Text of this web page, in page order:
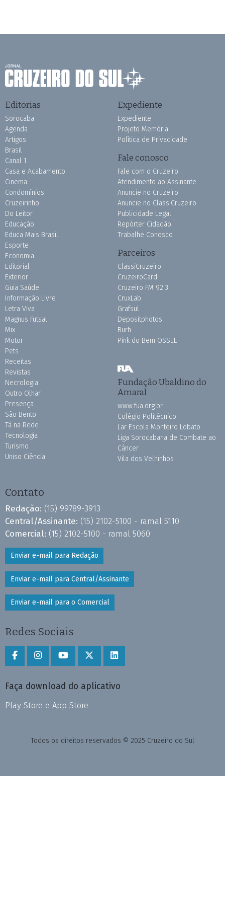
Editorias
Sorocaba
Agenda
Artigos
Brasil
Canal 1
Casa e Acabamento
Cinema
Condomínios
Cruzeirinho
Do Leitor
Educação
Educa Mais Brasil
Esporte
Economia
Editorial
Exterior
Guia Saúde
Informação Livre
Letra Viva
Magnus Futsal
Mix
Motor
Pets
Receitas
Revistas
Necrologia
Outro Olhar
Presença
São Bento
Tá na Rede
Tecnologia
Turismo
Uniso Ciência
Expediente
Expediente
Projeto Memória
Política de Privacidade
Fale conosco
Fale com o Cruzeiro
Atendimento ao Assinante
Anuncie no Cruzeiro
Anuncie no ClassiCruzeiro
Publicidade Legal
Repórter Cidadão
Trabalhe Conosco
Parceiros
ClassiCruzeiro
CruzeiroCard
Cruzeiro FM 92.3
CruxLab
Grafsul
Depositphotos
Burh
Pink do Bem OSSEL
Fundação Ubaldino do
Amaral
www.fua.org.br
Colégio Politécnico
Lar Escola Monteiro Lobato
Liga Sorocabana de Combate ao
Câncer
Vila dos Velhinhos
Contato
Redação: (15) 99789-3913
Central/Assinante: (15) 2102-5100 - ramal 5110
Comercial: (15) 2102-5100 - ramal 5060
Enviar e-mail para Redação
Enviar e-mail para Central/Assinante
Enviar e-mail para o Comercial
Redes Sociais
Faça download do aplicativo
Play Store e App Store
Todos os direitos reservados © 2025 Cruzeiro do Sul